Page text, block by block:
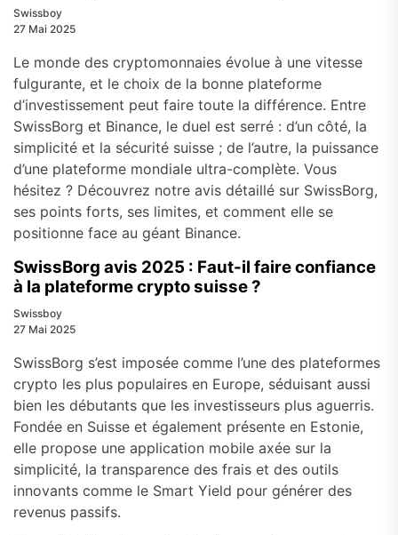
Swissboy
27 Mai 2025
Le monde des cryptomonnaies évolue à une vitesse
fulgurante, et le choix de la bonne plateforme
d’investissement peut faire toute la différence. Entre
SwissBorg et Binance, le duel est serré : d’un côté, la
simplicité et la sécurité suisse ; de l’autre, la puissance
d’une plateforme mondiale ultra-complète. Vous
hésitez ? Découvrez notre avis détaillé sur SwissBorg,
ses points forts, ses limites, et comment elle se
positionne face au géant Binance.
SwissBorg avis 2025 : Faut-il faire confiance
à la plateforme crypto suisse ?
Swissboy
27 Mai 2025
SwissBorg s’est imposée comme l’une des plateformes
crypto les plus populaires en Europe, séduisant aussi
bien les débutants que les investisseurs plus aguerris.
Fondée en Suisse et également présente en Estonie,
elle propose une application mobile axée sur la
simplicité, la transparence des frais et des outils
innovants comme le Smart Yield pour générer des
revenus passifs.